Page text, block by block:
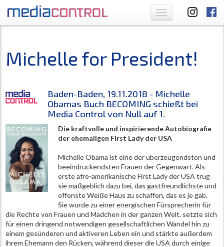
Toggle
navigation
Michelle for President!
Baden-Baden, 19.11.2018 - Michelle
Obamas Buch BECOMING schießt bei
Media Control von Null auf 1.
Die kraftvolle und inspirierende Autobiografie
der ehemaligen First Lady der USA
Michelle Obama ist eine der überzeugendsten und
beeindruckendsten Frauen der Gegenwart. Als
erste afro-amerikanische First Lady der USA trug
sie maßgeblich dazu bei, das gastfreundlichste und
offenste Weiße Haus zu schaffen, das es je gab.
Sie wurde zu einer energischen Fürsprecherin für
die Rechte von Frauen und Mädchen in der ganzen Welt, setzte sich
für einen dringend notwendigen gesellschaftlichen Wandel hin zu
einem gesünderen und aktiveren Leben ein und stärkte außerdem
ihrem Ehemann den Rücken, während dieser die USA durch einige